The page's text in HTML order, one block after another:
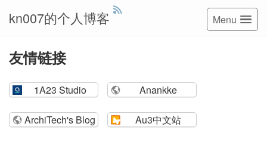
kn007的个人博客 Menu
友情链接
1A23 Studio Anankke
ArchiTech's Blog Au3中文站